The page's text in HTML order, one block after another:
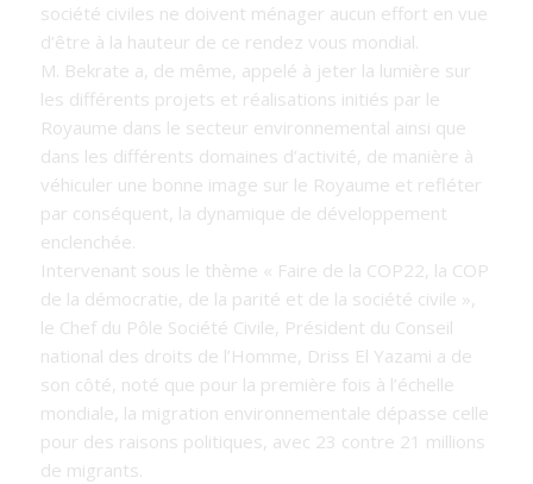
société civiles ne doivent ménager aucun effort en vue
d’être à la hauteur de ce rendez vous mondial.
M. Bekrate a, de même, appelé à jeter la lumière sur
les différents projets et réalisations initiés par le
Royaume dans le secteur environnemental ainsi que
dans les différents domaines d’activité, de manière à
véhiculer une bonne image sur le Royaume et refléter
par conséquent, la dynamique de développement
enclenchée.
Intervenant sous le thème « Faire de la COP22, la COP
de la démocratie, de la parité et de la société civile »,
le Chef du Pôle Société Civile, Président du Conseil
national des droits de l’Homme, Driss El Yazami a de
son côté, noté que pour la première fois à l’échelle
mondiale, la migration environnementale dépasse celle
pour des raisons politiques, avec 23 contre 21 millions
de migrants.